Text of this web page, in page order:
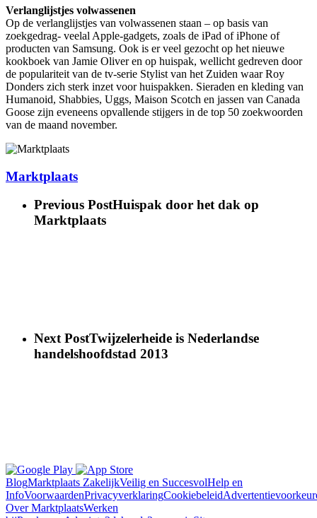
Verlanglijstjes volwassenen
Op de verlanglijstjes van volwassenen staan – op basis van
zoekgedrag- veelal Apple-gadgets, zoals de iPad of iPhone of
producten van Samsung. Ook is er veel gezocht op het nieuwe
kookboek van Jamie Oliver en op huispak, wellicht gedreven door
de populariteit van de tv-serie Stylist van het Zuiden waar Roy
Donders zich sterk inzet voor huispakken. Sieraden en kleding van
Humanoid, Shabbies, Uggs, Maison Scotch en jassen van Canada
Goose zijn eveneens opvallende stijgers in de top 50 zoekwoorden
van de maand november.
Marktplaats
Previous PostHuispak door het dak op
Marktplaats
Next PostTwijzelerheide is Nederlandse
handelshoofdstad 2013
BlogMarktplaats ZakelijkVeilig en SuccesvolHelp en
InfoVoorwaardenPrivacyverklaringCookiebeleid
Over MarktplaatsWerken